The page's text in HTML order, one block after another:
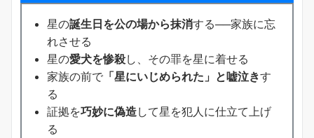
星の誕生日を公の場から抹消する──家族に忘
れさせる
星の愛犬を惨殺し、その罪を星に着せる
家族の前で 「星にいじめられた」と嘘泣きす
る
証拠を巧妙に偽造して星を犯人に仕立て上げ
る